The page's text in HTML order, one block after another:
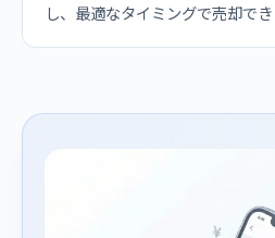
し、最適なタイミングで売却でき